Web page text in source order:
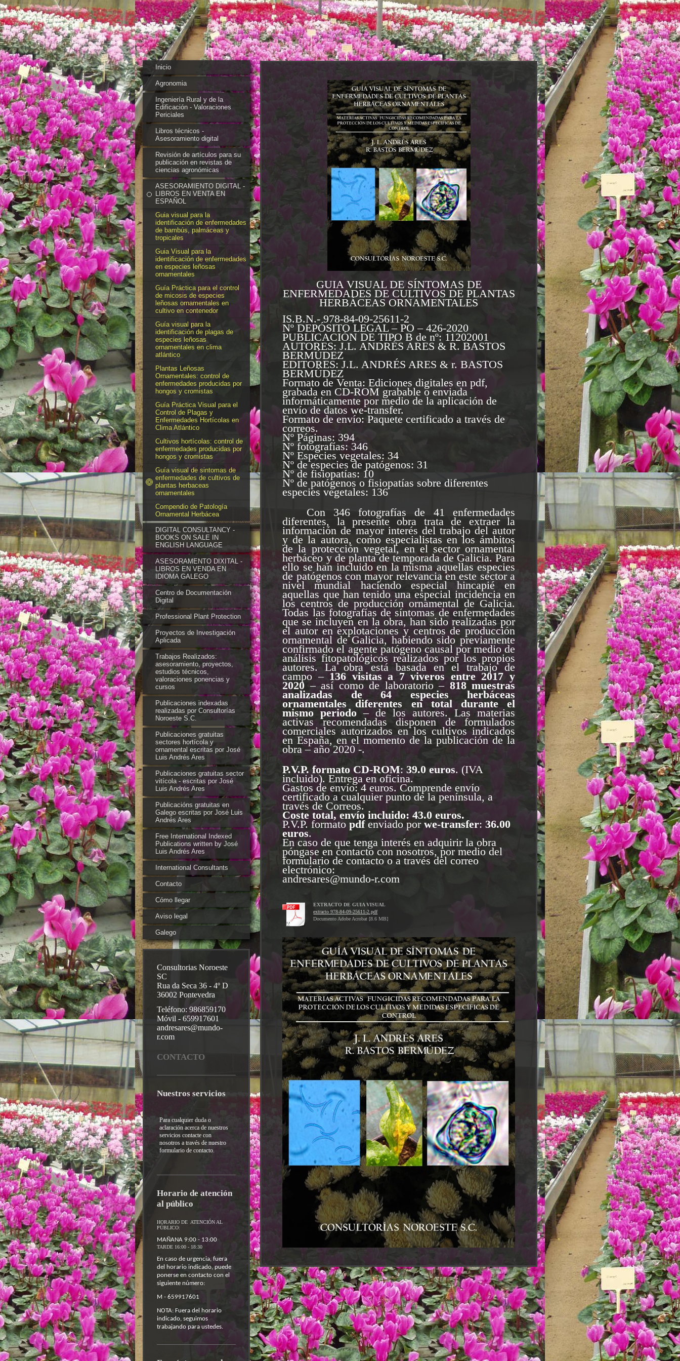
Inicio
Agronomia
Ingeniería Rural y de la
Edificación - Valoraciones
Periciales
Libros técnicos -
Asesoramiento digital
Revisión de artículos para su
publicación en revistas de
ciencias agronómicas
ASESORAMIENTO DIGITAL -
LIBROS EN VENTA EN
ESPAÑOL
Guia visual para la
identificación de enfermedades
de bambús, palmáceas y
tropicales
Guia Visual para la
identificación de enfermedades
en especies leñosas
ornamentales
Guía Práctica para el control
de micosis de especies
leñosas ornamentales en
cultivo en contenedor
Guía visual para la
identificación de plagas de
especies leñosas
ornamentales en clima
atlántico
Plantas Leñosas
Ornamentales: control de
enfermedades producidas por
hongos y cromistas
Guía Práctica Visual para el
Control de Plagas y
Enfermedades Hortícolas en
Clima Atlántico
Cultivos hortícolas: control de
enfermedades producidas por
hongos y cromistas
Guía visual de sintomas de
enfermedades de cultivos de
plantas herbaceas
ornamentales
Compendio de Patología
Ornamental Herbácea
DIGITAL CONSULTANCY -
BOOKS ON SALE IN
ENGLISH LANGUAGE
ASESORAMENTO DIXITAL -
LIBROS EN VENDA EN
IDIOMA GALEGO
Centro de Documentación
Digital
Professional Plant Protection
Proyectos de Investigación
Aplicada
Trabajos Realizados:
asesoramiento, proyectos,
estudios técnicos,
valoraciones ponencias y
cursos
Publicaciones indexadas
realizadas por Consultorías
Noroeste S.C.
Publicaciones gratuitas
sectores hortícola y
ornamental escritas por José
Luis Andrés Ares
Publicaciones gratuitas sector
vitícola - escritas por José
Luis Andrés Ares
Publicacións gratuitas en
Galego escritas por José Luis
Andrés Ares
Free International Indexed
Publications written by José
Luis Andrés Ares
International Consultants
Contacto
Cómo llegar
Aviso legal
Galego
Consultorias Noroeste
SC
Rua da Seca 36 - 4º D
36002 Pontevedra
Teléfono: 986859170
Móvil - 659917601
andresares@mundo-
r.com
CONTACTO
Nuestros servicios
Para cualquier duda o
aclaración acerca de nuestros
servicios contacte con
nosotros a través de nuestro
formulario de contacto.
Horario de atención
al público
HORARIO DE ATENCIÓN AL
PÚBLICO:
MAÑANA 9:00 - 13:00
TARDE 16:00 - 18:30
En caso de urgencia, fuera
del horario indicado, puede
ponerse en contacto con el
siguiente número:
M - 659917601
NOTA: Fuera del horario
indicado, seguimos
trabajando para ustedes.
GUIA VISUAL DE SÍNTOMAS DE
ENFERMEDADES DE CULTIVOS DE PLANTAS
HERBÁCEAS ORNAMENTALES
IS.B.N.- 978-84-09-25611-2
Nº DEPÓSITO LEGAL – PO – 426-2020
PUBLICACIÓN DE TIPO B de nº: 11202001
AUTORES: J.L. ANDRÉS ARES & R. BASTOS
BERMÚDEZ
EDITORES: J.L. ANDRÉS ARES & r. BASTOS
BERMÚDEZ
Formato de Venta: Ediciones digitales en pdf,
grabada en CD-ROM grabable o enviada
informáticamente por medio de la aplicación de
envío de datos we-transfer.
Formato de envío: Paquete certificado a través de
correos.
Nº Páginas: 394
Nº fotografías: 346
Nº Especies vegetales: 34
Nº de especies de patógenos: 31
Nº de fisiopatías: 10
Nº de patógenos o fisiopatías sobre diferentes
especies vegetales: 136
Con 346 fotografías de 41 enfermedades
diferentes, la presente obra trata de extraer la
información de mayor interés del trabajo del autor
y de la autora, como especialistas en los ámbitos
de la protección vegetal, en el sector ornamental
herbáceo y de planta de temporada de Galicia. Para
ello se han incluido en la misma aquellas especies
de patógenos con mayor relevancia en este sector a
nivel mundial haciendo especial hincapié en
aquellas que han tenido una especial incidencia en
los centros de producción ornamental de Galicia.
Todas las fotografías de síntomas de enfermedades
que se incluyen en la obra, han sido realizadas por
el autor en explotaciones y centros de producción
ornamental de Galicia, habiendo sido previamente
confirmado el agente patógeno causal por medio de
análisis fitopatológicos realizados por los propios
autores. La obra está basada en el trabajo de
campo – 136 visitas a 7 viveros entre 2017 y
2020 – así como de laboratorio – 818 muestras
analizadas de 64 especies herbáceas
ornamentales diferentes en total durante el
mismo periodo – de los autores. Las materias
activas recomendadas disponen de formulados
comerciales autorizados en los cultivos indicados
en España, en el momento de la publicación de la
obra – año 2020 -.
P.V.P. formato CD-ROM:39.0 euros. (IVA
incluido). Entrega en oficina.
Gastos de envío: 4 euros. Comprende envío
certificado a cualquier punto de la península, a
través de Correos.
Coste total, envío incluido: 43.0 euros.
P.V.P. formatopdfenviado porwe-transfer:36.00
euros.
En caso de que tenga interés en adquirir la obra
póngase en contacto con nosotros, por medio del
formulario de contacto o a través del correo
electrónico:
andresares@mundo-r.com
EXTRACTO DE GUIA VISUAL
extracto 978-84-09-25611-2.pdf
Documento Adobe Acrobat [8.6 MB]